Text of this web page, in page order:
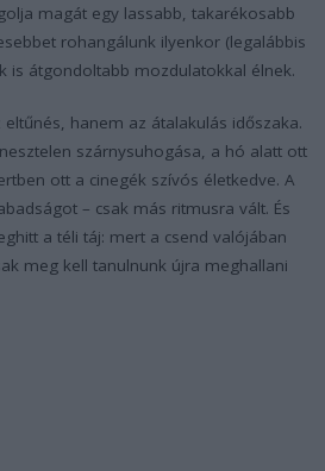
magát egy lassabb, takarékosabb
rohangálunk ilyenkor (legalábbis
is átgondoltabb mozdulatokkal élnek.
hanem az átalakulás időszaka.
szárnysuhogása, a hó alatt ott
ott a cinegék szívós életkedve. A
– csak más ritmusra vált. És
a téli táj: mert a csend valójában
meg kell tanulnunk újra meghallani